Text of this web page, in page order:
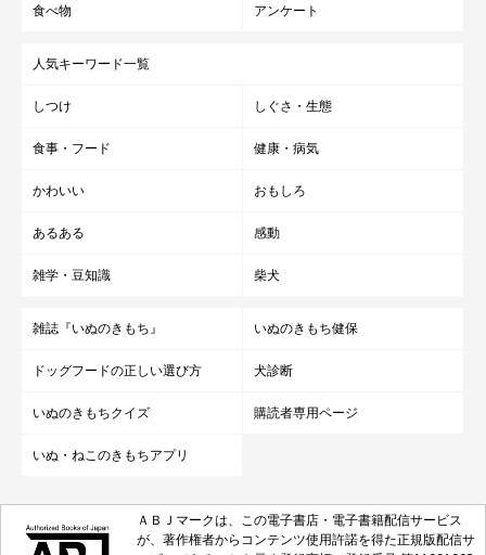
食べ物 アンケート
人気キーワード一覧
しつけ しぐさ・生態
食事・フード 健康・病気
かわいい おもしろ
あるある 感動
雑学・豆知識 柴犬
雑誌『いぬのきもち』 いぬのきもち健保
ドッグフードの正しい選び方 犬診断
いぬのきもちクイズ 購読者専用ページ
いぬ・ねこのきもちアプリ
ＡＢＪマークは、この電子書店・電子書籍配信サービス
が、著作権者からコンテンツ使用許諾を得た正規版配信サ